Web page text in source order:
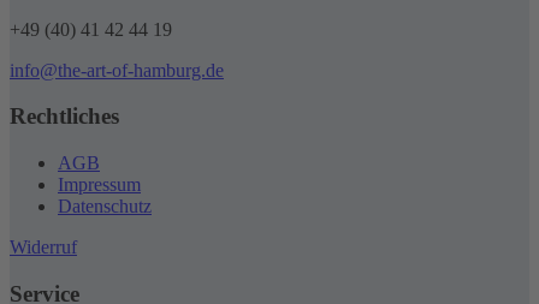
+49 (40) 41 42 44 19
info@the-art-of-hamburg.de
Rechtliches
AGB
Impressum
Datenschutz
Widerruf
Service